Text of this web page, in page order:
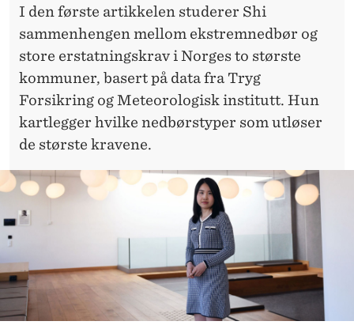
I den første artikkelen studerer Shi
sammenhengen mellom ekstremnedbør og
store erstatningskrav i Norges to største
kommuner, basert på data fra Tryg
Forsikring og Meteorologisk institutt. Hun
kartlegger hvilke nedbørstyper som utløser
de største kravene.